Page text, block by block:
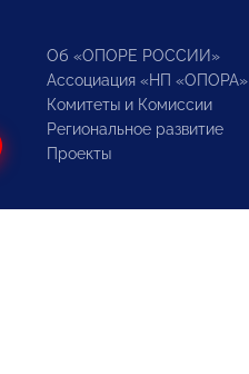
Об «ОПОРЕ РОССИИ»
Ассоциация «НП «ОПОРА»
Комитеты и Комиссии
Региональное развитие
Проекты